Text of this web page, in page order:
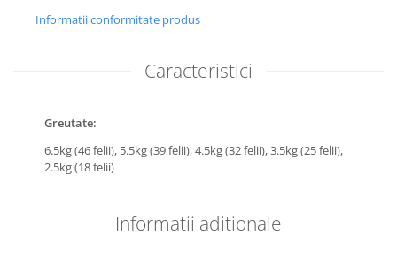
Informatii conformitate produs
Caracteristici
Greutate:
6.5kg (46 felii), 5.5kg (39 felii),4.5kg (32 felii),3.5kg (25 felii),
2.5kg (18 felii)
Informatii aditionale